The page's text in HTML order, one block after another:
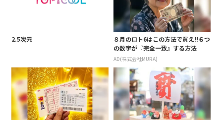
2.5次元
８月のロト6はこの方法で買え!!６つ
の数字が『完全一致』する方法
AD(株式会社MURA)